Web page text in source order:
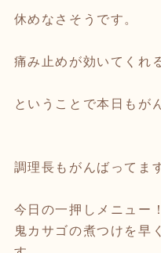
休めなさそうです。
痛み止めが効いてくれ
ということで本日もが
調理長もがんばってま
今日の一押しメニュー！
鬼カサゴの煮つけを早